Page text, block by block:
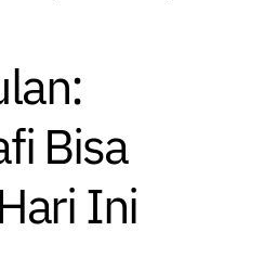
Bisa
Ini